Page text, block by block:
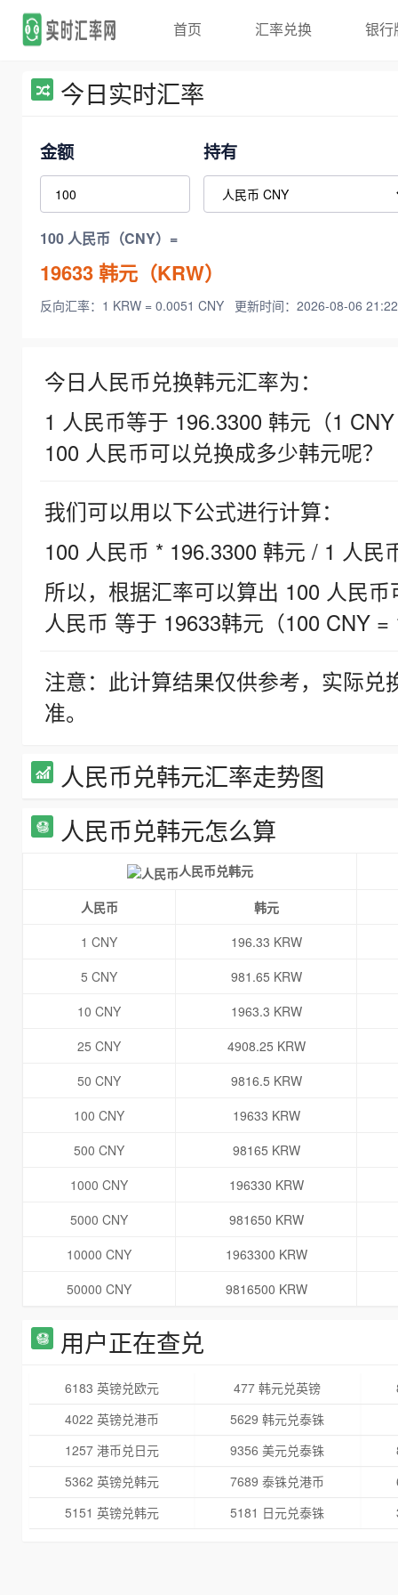
首页 汇率兑换 银行
今日实时汇率
金额 持有
100 人民币（CNY）=
19633韩元（KRW）
反向汇率：1 KRW = 0.0051 CNY 更新时间：2026-08-06
今日人民币兑换韩元汇率为：
1 人民币等于 196.3300 韩元（1
100 人民币可以兑换成多少韩元呢？
我们可以用以下公式进行计算：
100 人民币 * 196.3300 韩元 / 1 人民
所以，根据汇率可以算出 100 人民
人民币 等于 19633韩元（100 CNY =
注意：此计算结果仅供参考，实际
准。
人民币兑韩元汇率走势图
人民币兑韩元怎么算
人民币兑韩元
人民币
韩元
1 CNY
196.33 KRW
5 CNY
981.65 KRW
10 CNY
1963.3 KRW
25 CNY
4908.25 KRW
50 CNY
9816.5 KRW
100 CNY
19633 KRW
500 CNY
98165 KRW
1000 CNY
196330 KRW
5000 CNY
981650 KRW
10000 CNY
1963300 KRW
50000 CNY
9816500 KRW
用户正在查兑
6183 英镑兑欧元 477 韩元兑英镑
4022 英镑兑港币
5629 韩元兑泰铢
1257 港币兑日元
9356 美元兑泰铢
5362 英镑兑韩元
7689 泰铢兑港币
5151 英镑兑韩元
5181 日元兑泰铢